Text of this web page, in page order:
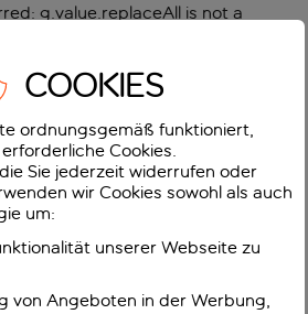
g.value.replaceAll is not a
COOKIES
ordnungsgemäß funktioniert,
Cookies.
Sie jederzeit widerrufen oder
wir Cookies sowohl als auch
um:
unserer Webseite zu
von Angeboten in der Werbung,